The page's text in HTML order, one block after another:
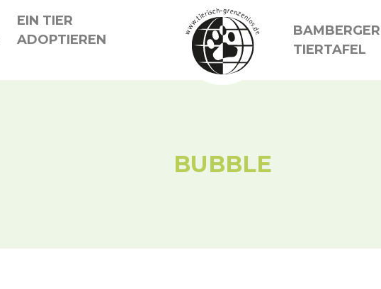
EIN TIER
ADOPTIEREN
BAMBERGER
TIERTAFEL
BUBBLE